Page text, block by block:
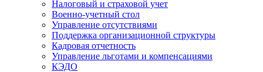
Налоговый и страховой учет
Военно-учетный стол
Управление отсутствиями
Поддержка организационной структуры
Кадровая отчетность
Управление льготами и компенсациями
КЭДО